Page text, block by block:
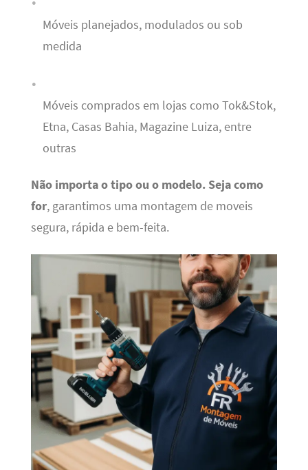
Móveis planejados, modulados ou sob
medida
Móveis comprados em lojas como Tok&Stok,
Etna, Casas Bahia, Magazine Luiza, entre
outras
Não importa o tipo ou o modelo. Seja como
for, garantimos uma montagem de moveis
segura, rápida e bem-feita.